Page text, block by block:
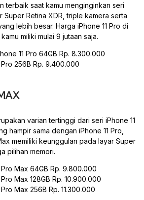
terbaik saat kamu menginginkan seri
Super Retina XDR, triple kamera serta
lebih besar. Harga iPhone 11 Pro di
miliki mulai 9 jutaan saja.
11 Pro 64GB Rp. 8.300.000
Pro 256B Rp. 9.400.000
varian tertinggi dari seri iPhone 11
hampir sama dengan iPhone 11 Pro,
memiliki keunggulan pada layar Super
pilihan memori.
Pro Max 64GB Rp. 9.800.000
Max 128GB Rp. 10.900.000
Max 256B Rp. 11.300.000